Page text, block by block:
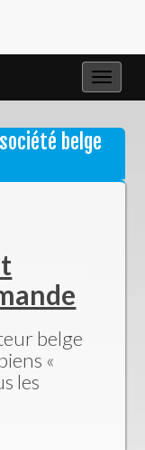
Toggle
belge
belge
«
les